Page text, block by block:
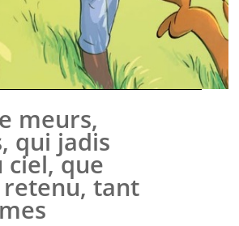
meurs,
qui jadis
ciel, que
retenu, tant